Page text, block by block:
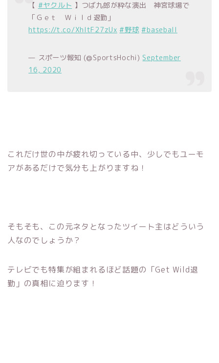
【 #ヤクルト 】つば九郎が粋な演出 神宮球場で
「Ｇｅｔ Ｗｉｌｄ退勤」
https://t.co/XhItF27zUx #野球 #baseball
— スポーツ報知 (@SportsHochi) September
16, 2020
これだけ世の中が疲れ切っている中、少しでもユーモ
アがあるだけで気分も上がりますね！
そもそも、この元ネタとなったツイート主はどういう
人なのでしょうか？
テレビでも特集が組まれるほど話題の「Get Wild退
勤」の真相に迫ります！